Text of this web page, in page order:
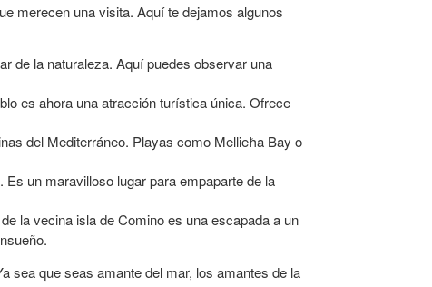
merecen una visita. Aquí te dejamos algunos
de la naturaleza. Aquí puedes observar una
es ahora una atracción turística única. Ofrece
del Mediterráneo. Playas como Mellieħa Bay o
un maravilloso lugar para empaparte de la
la vecina isla de Comino es una escapada a un
sea que seas amante del mar, los amantes de la